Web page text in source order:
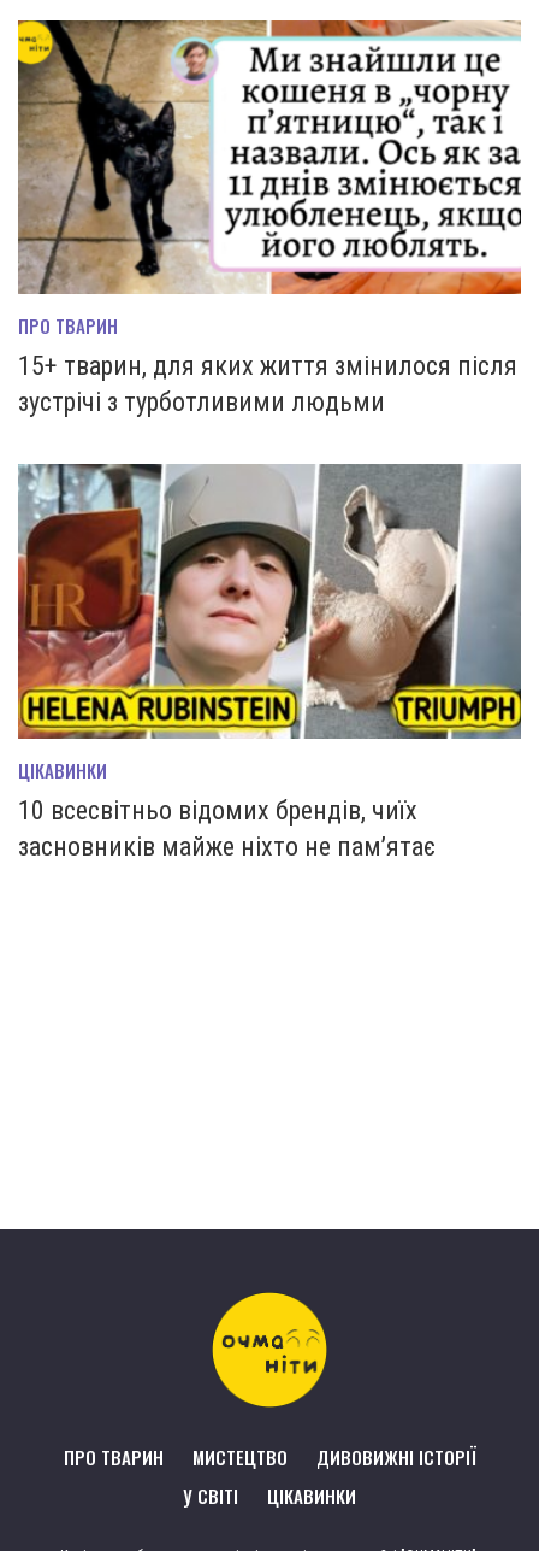
ПРО ТВАРИН
15+ тварин, для яких життя змінилося після
зустрічі з турботливими людьми
ЦІКАВИНКИ
10 всесвітньо відомих брендів, чиїх
засновників майже ніхто не пам’ятає
ПРО ТВАРИН МИСТЕЦТВО
ДИВОВИЖНІ ІСТОРІЇ
У СВІТІ
ЦІКАВИНКИ